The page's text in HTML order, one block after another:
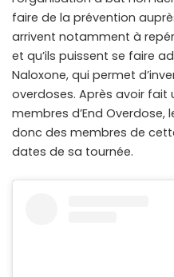
faire de la prévention
arrivent notamment à
et qu’ils puissent se faire
Naloxone, qui permet
overdoses. Après avoir fait
membres d’End Overdose,
donc des membres de
dates de sa tournée.